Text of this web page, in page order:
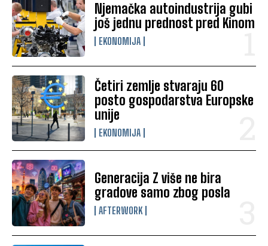
Njemačka autoindustrija gubi
još jednu prednost pred Kinom
EKONOMIJA
Četiri zemlje stvaraju 60
posto gospodarstva Europske
unije
EKONOMIJA
Generacija Z više ne bira
gradove samo zbog posla
AFTERWORK